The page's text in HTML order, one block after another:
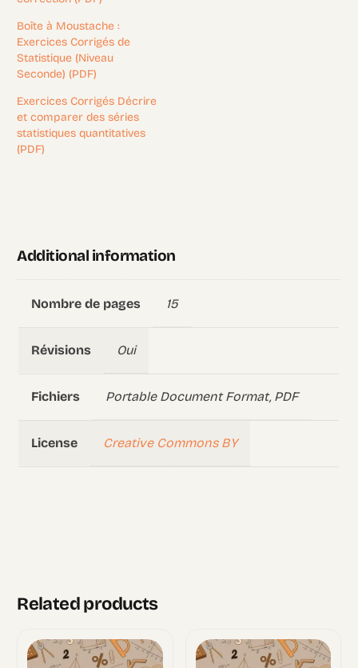
Boîte à Moustache :
Exercices Corrigés de
Statistique (Niveau
Seconde) (PDF)
Exercices Corrigés Décrire
et comparer des séries
statistiques quantitatives
(PDF)
Additional information
Nombre de pages 15
Révisions Oui
Fichiers Portable Document Format, PDF
License Creative Commons BY
Related products